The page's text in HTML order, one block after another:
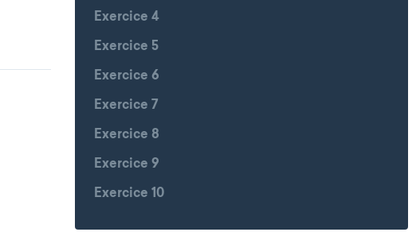
Exercice 4
Exercice 5
Exercice 6
Exercice 7
Exercice 8
Exercice 9
Exercice 10